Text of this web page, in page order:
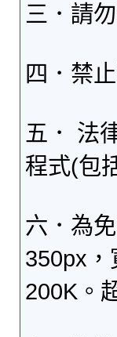
三．請
四．禁
五． 法
程式(包
六．為
350px
200K。